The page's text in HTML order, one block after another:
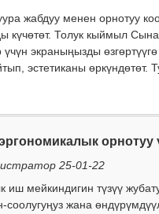
жабдуу менен орнотуу
күчөтөт. Толук кыймыл
экраныңызды
эстетиканы өркүндөтөт.
орнотуу
25-01-22
иш мейкиндигин түзүү
соолугуңуз жана